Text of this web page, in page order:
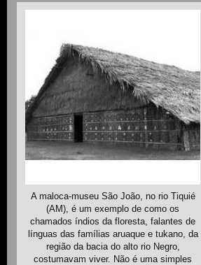
A maloca-museu São João, no rio Tiquié
(AM), é um exemplo de como os
chamados índios da floresta, falantes de
línguas das famílias aruaque e tukano, da
região da bacia do alto rio Negro,
costumavam viver. Não é uma simples